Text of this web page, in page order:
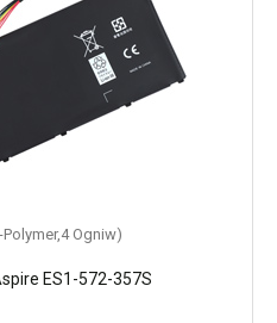
Polymer,4 Ogniw)
ES1-572-357S